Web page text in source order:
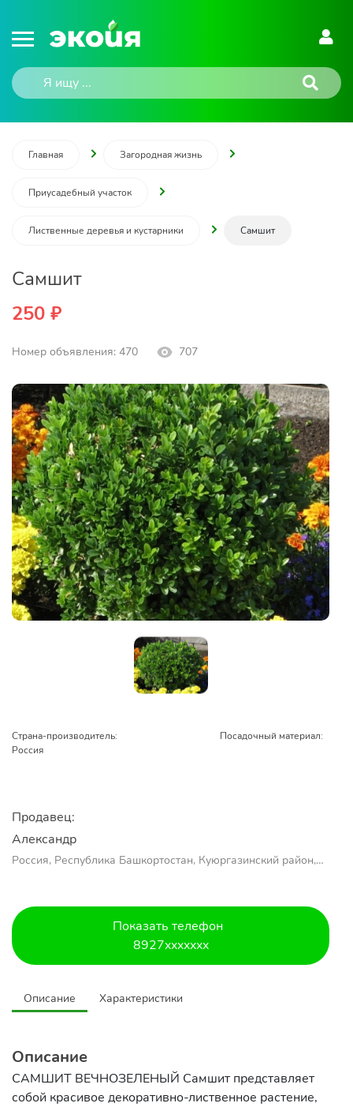
Главная Загородная жизнь
Приусадебный участок
Лиственные деревья и кустарники Самшит
Самшит
250 ₽
Номер объявления: 470 707
Страна-производитель:
Россия
Посадочный материал:
Продавец:
Александр
Россия, Республика Башкортостан, Куюргазинский район,
Показать телефон
8927xxxxxxx
Описание Характеристики
Описание
САМШИТ ВЕЧНОЗЕЛЕНЫЙ Самшит представляет
собой красивое декоративно-лиственное растение,